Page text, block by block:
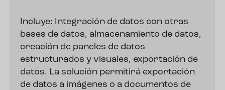
Incluye: Integración de datos con otras
bases de datos, almacenamiento de datos,
creación de paneles de datos
estructurados y visuales, exportación de
datos. La solución permitirá exportación
de datos a imágenes o a documentos de